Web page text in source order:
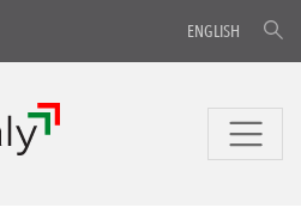
ENGLISH